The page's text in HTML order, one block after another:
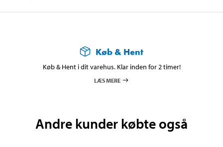
Køb & Hent
Køb & Hent i dit varehus. Klar inden for 2 timer!
LÆS MERE
Andre kunder købte også